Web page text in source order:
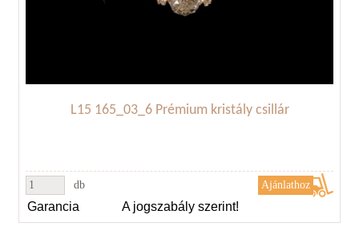
L15 165_03_6 Prémium kristály csillár
db
Garancia A jogszabály szerint!